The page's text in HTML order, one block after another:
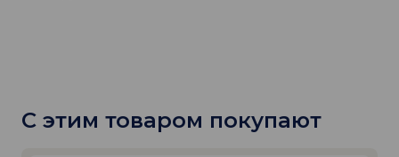
С этим товаром покупают